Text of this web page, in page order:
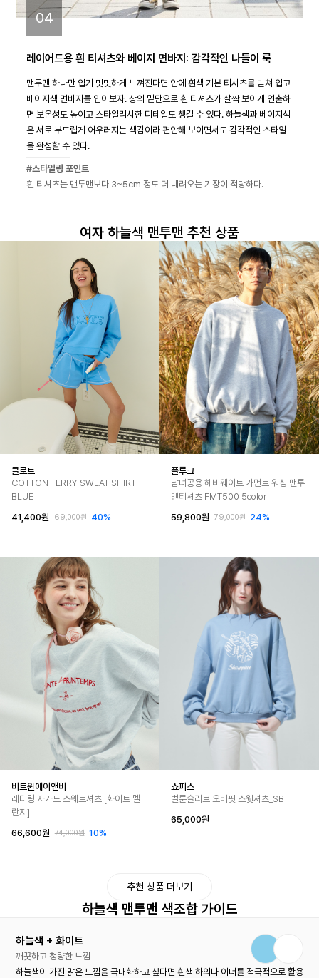
04
레이어드용 흰 티셔츠와 베이지 면바지: 감각적인 나들이 룩
맨투맨 하나만 입기 밋밋하게 느껴진다면 안에 흰색 기본 티셔츠를 받쳐 입고
베이지색 면바지를 입어보자. 상의 밑단으로 흰 티셔츠가 살짝 보이게 연출하
면 보온성도 높이고 스타일리시한 디테일도 챙길 수 있다. 하늘색과 베이지색
은 서로 부드럽게 어우러지는 색감이라 편안해 보이면서도 감각적인 스타일
을 완성할 수 있다.
#스타일링 포인트
흰 티셔츠는 맨투맨보다 3~5cm 정도 더 내려오는 기장이 적당하다.
여자 하늘색 맨투맨 추천 상품
클로트
COTTON TERRY SWEAT SHIRT -
BLUE
41,400원
69,000원 40%
플루크
남녀공용 헤비웨이트 가먼트 워싱 맨투
맨티셔츠 FMT500 5color
59,800원
79,000원 24%
비트윈에이앤비
레터링 자가드 스웨트셔츠 [화이트 멜
란지]
66,600원
74,000원 10%
쇼피스
벌룬슬리브 오버핏 스웻셔츠_SB
65,000원
추천 상품 더보기
하늘색 맨투맨 색조합 가이드
하늘색 + 화이트
깨끗하고 청량한 느낌
하늘색이 가진 맑은 느낌을 극대화하고 싶다면 흰색 하의나 이너를 적극적으로 활용